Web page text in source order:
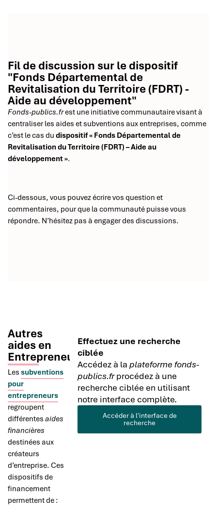
Fil de discussion sur le dispositif
"Fonds Départemental de
Revitalisation du Territoire (FDRT) -
Aide au développement"
Fonds-publics.frest une initiative communautaire visant à
centraliser les aides et subventions aux entreprises, comme
c’est le cas du dispositif « Fonds Départemental de
Revitalisation du Territoire (FDRT) – Aide au
développement ».
Ci-dessous, vous pouvez écrire vos question et
commentaires, pour que la communauté puisse vous
répondre. N’hésitez pas à engager des discussions.
Autres
aides en
Entrepreneuriat
Les subventions
pour
entrepreneurs
regroupent
différentes aides
financières
destinées aux
créateurs
d’entreprise. Ces
dispositifs de
financement
permettent de :
Effectuez une recherche
ciblée
Accédez à laplateforme fonds-
publics.frprocédez à une
recherche ciblée en utilisant
notre interface complète.
Accéder à l'interface de
recherche